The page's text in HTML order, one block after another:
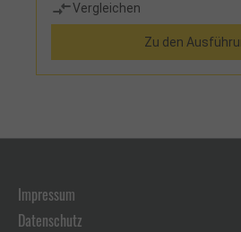
Borsäure, Chlor, Phosphor, sek.
Refraktometerfaktor 2
Vergleichen
Zu den
Impressum
Datenschutz